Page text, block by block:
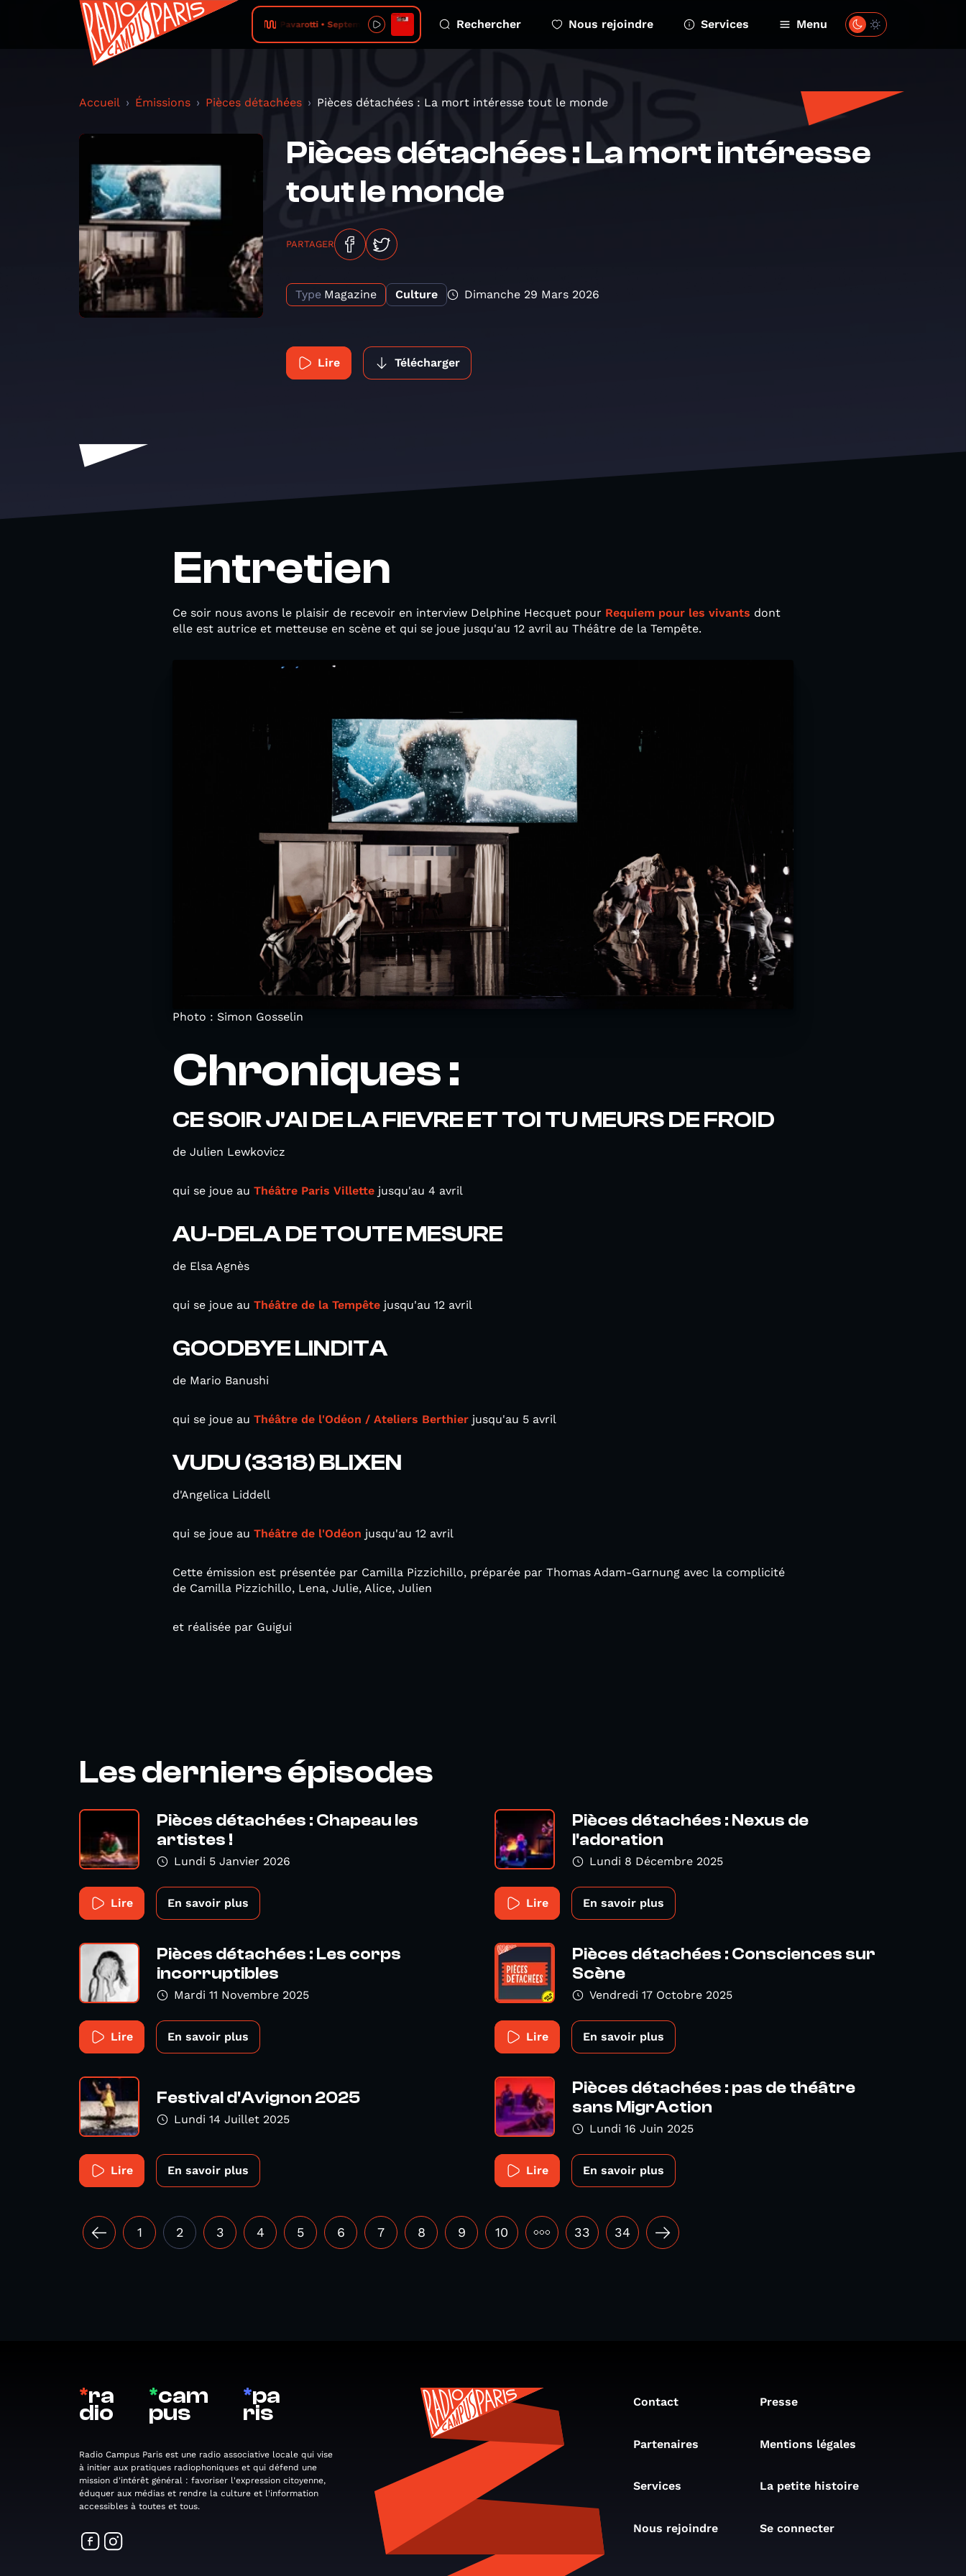
Zed Yun Pavarotti • Septembre Rechercher Nous rejoindre Services Menu
Accueil Émissions Pièces détachées Pièces détachées : La mort intéresse tout le monde
Pièces détachées : La mort intéresse
tout le monde
PARTAGER
Type Magazine Culture Dimanche 29 Mars 2026
Lire Télécharger
Entretien
Ce soir nous avons le plaisir de recevoir en interview Delphine Hecquet pour Requiem pour les vivants dont
elle est autrice et metteuse en scène et qui se joue jusqu'au 12 avril au Théâtre de la Tempête.
Photo : Simon Gosselin
Chroniques :
CE SOIR J'AI DE LA FIEVRE ET TOI TU MEURS DE FROID
de Julien Lewkovicz
qui se joue au Théâtre Paris Villette jusqu'au 4 avril
AU-DELA DE TOUTE MESURE
de Elsa Agnès
qui se joue au Théâtre de la Tempête jusqu'au 12 avril
GOODBYE LINDITA
de Mario Banushi
qui se joue au Théâtre de l'Odéon / Ateliers Berthier jusqu'au 5 avril
VUDU (3318) BLIXEN
d'Angelica Liddell
qui se joue au Théâtre de l'Odéon jusqu'au 12 avril
Cette émission est présentée par Camilla Pizzichillo, préparée par Thomas Adam-Garnung avec la complicité
de Camilla Pizzichillo, Lena, Julie, Alice, Julien
et réalisée par Guigui
Les derniers épisodes
Pièces détachées : Chapeau les
artistes !
Lundi 5 Janvier 2026
Lire En savoir plus
Pièces détachées : Nexus de
l'adoration
Lundi 8 Décembre 2025
Lire En savoir plus
Pièces détachées : Les corps
incorruptibles
Mardi 11 Novembre 2025
Lire En savoir plus
Pièces détachées : Consciences sur
Scène
Vendredi 17 Octobre 2025
Lire En savoir plus
Festival d'Avignon 2025
Lundi 14 Juillet 2025
Lire En savoir plus
Pièces détachées : pas de théâtre
sans MigrAction
Lundi 16 Juin 2025
Lire En savoir plus
1 2 3 4 5 6 7 8 9 10 ••• 33 34
*ra
dio
*cam
pus
*pa
ris
Radio Campus Paris est une radio associative locale qui vise
à initier aux pratiques radiophoniques et qui défend une
mission d'intérêt général : favoriser l'expression citoyenne,
éduquer aux médias et rendre la culture et l'information
accessibles à toutes et tous.
Contact Presse
Partenaires Mentions légales
Services La petite histoire
Nous rejoindre Se connecter